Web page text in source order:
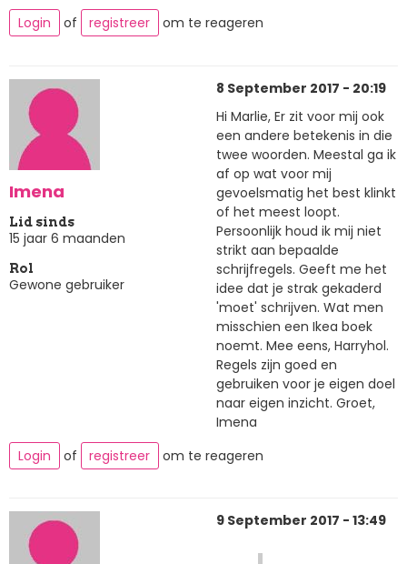
Login
of registreer om te reageren
Imena
Lid sinds
15 jaar 6 maanden
Rol
Gewone gebruiker
8 September 2017 - 20:19
Hi Marlie, Er zit voor mij ook
een andere betekenis in die
twee woorden. Meestal ga ik
af op wat voor mij
gevoelsmatig het best klinkt
of het meest loopt.
Persoonlijk houd ik mij niet
strikt aan bepaalde
schrijfregels. Geeft me het
idee dat je strak gekaderd
'moet' schrijven. Wat men
misschien een Ikea boek
noemt. Mee eens, Harryhol.
Regels zijn goed en
gebruiken voor je eigen doel
naar eigen inzicht. Groet,
Imena
Login
of registreer om te reageren
9 September 2017 - 13:49